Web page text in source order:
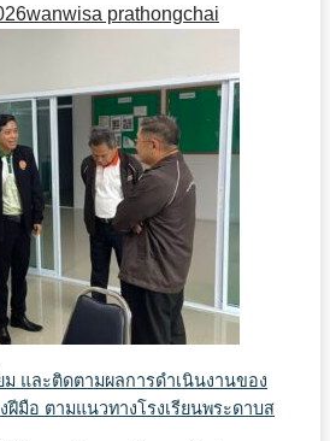
wanwisa prathongchai
และติดตามผลการดำเนินงานของ
ฝีมือ ตามแนวทางโรงเรียนพระดาบส